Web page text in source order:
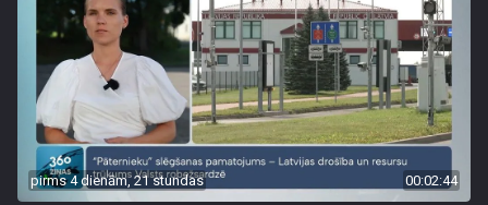
pirms 4 dienām, 21 stundas 00:02:44